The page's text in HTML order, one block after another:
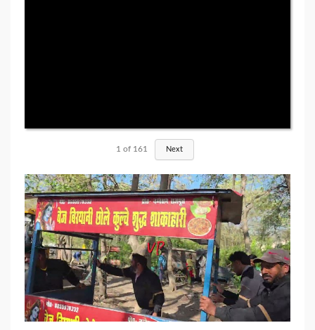
1 of 161 Next